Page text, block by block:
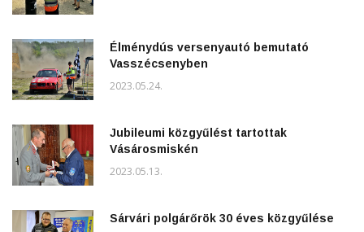
Élménydús versenyautó bemutató
Vasszécsenyben
2023.05.24.
Jubileumi közgyűlést tartottak
Vásárosmiskén
2023.05.13.
Sárvári polgárőrök 30 éves közgyűlése